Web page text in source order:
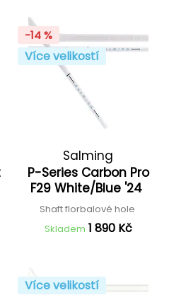
-14 %
Více velikostí
Salming
P-Series Carbon Pro
F29 White/Blue '24
Shaft florbalové hole
Skladem 1 890 Kč
Více velikostí